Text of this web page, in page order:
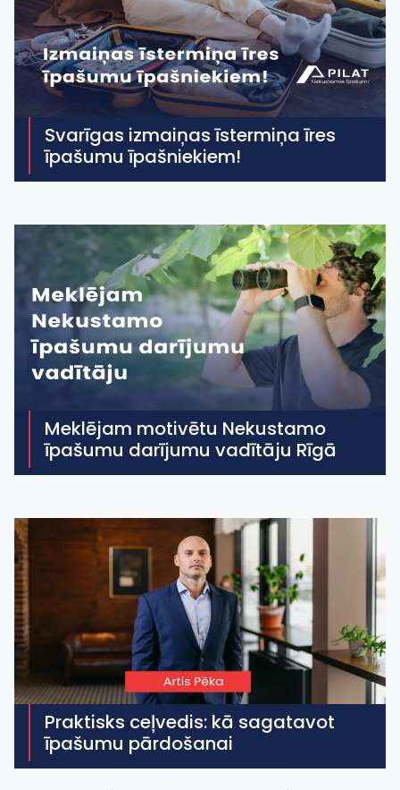
Svarīgas izmaiņas īstermiņa īres
īpašumu īpašniekiem!
Meklējam motivētu Nekustamo
īpašumu darījumu vadītāju Rīgā
Praktisks ceļvedis: kā sagatavot
īpašumu pārdošanai